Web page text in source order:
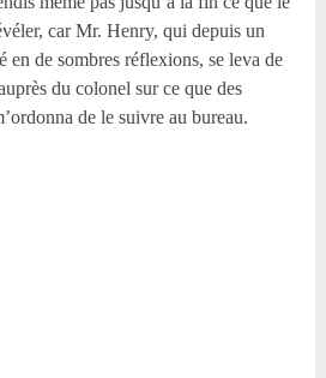
car Mr. Henry, qui depuis un
en de sombres réflexions, se leva de
du colonel sur ce que des
de le suivre au bureau.